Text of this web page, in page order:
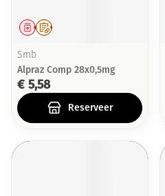
Op voorschrift
Geneesmiddel
Smb
Alpraz Comp 28x0,5mg
€ 5,58
Reserveer